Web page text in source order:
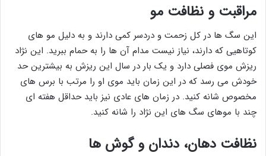
مراقبت و نظافت مو
این سگ ها در کل زحمت و دردسر کمی دارند و به دلیل مو های
کوتاهیی که دارند، نیاز نیست مدام آن ها را به حمام ببرید. این نژاد
ریزش موی فصلی دارد و یک بار در سال این ریزش به بیشترین حد
خودش می رسد که در این زمان باید موی او را مرتب با برس های
مخصوص شانه کنید. در زمان های عادی نیز باید حداقل هفته ای
چند با موهای سگ های این نژاد را شانه کنید.
نظافت دهان، دندان و گوش ها